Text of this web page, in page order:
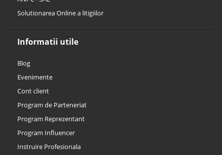
Solutionarea Online a litigiilor
Informatii utile
Blog
Evenimente
Cont client
Program de Parteneriat
Program Reprezentant
Program Influencer
Instruire Profesionala